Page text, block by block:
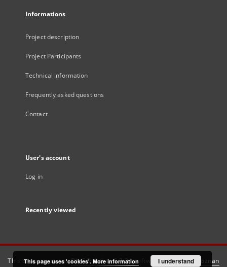
Informations
Project description
Project Participants
Technical information
Frequently asked questions
Contact
User's account
Log in
Recently viewed
This service runs onDInGO dLibra 6.3.21software created by
Poznan
This page uses 'cookies'. More information I understand